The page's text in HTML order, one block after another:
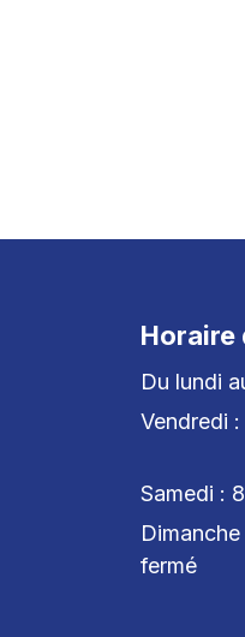
Horaire
Du lundi
Samedi :
fermé